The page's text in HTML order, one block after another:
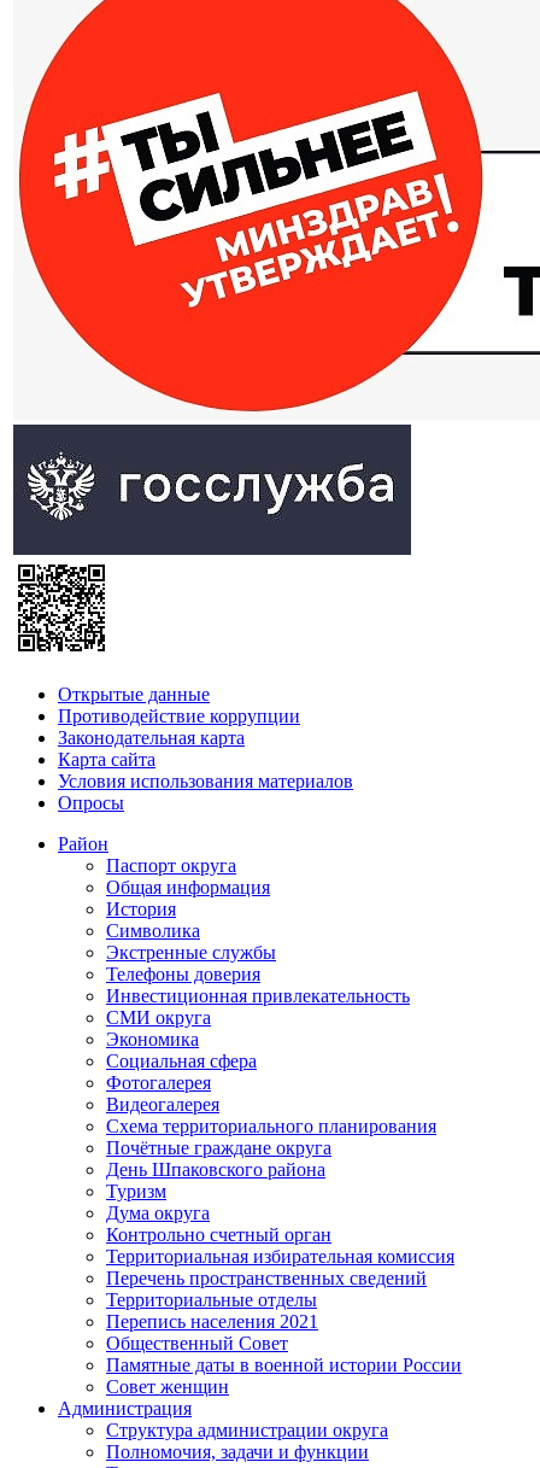
Открытые данные
Противодействие коррупции
Законодательная карта
Карта сайта
Условия использования материалов
Опросы
Район
Паспорт округа
Общая информация
История
Символика
Экстренные службы
Телефоны доверия
Инвестиционная привлекательность
СМИ округа
Экономика
Социальная сфера
Фотогалерея
Видеогалерея
Схема территориального планирования
Почётные граждане округа
День Шпаковского района
Туризм
Дума округа
Контрольно счетный орган
Территориальная избирательная комиссия
Перечень пространственных сведений
Территориальные отделы
Перепись населения 2021
Общественный Совет
Памятные даты в военной истории России
Совет женщин
Администрация
Структура администрации округа
Полномочия, задачи и функции